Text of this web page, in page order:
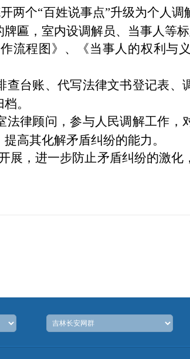
两个“百姓说事点”升级为个人调
匾，室内设调解员、 当事人等
流程图》、《当事人的权利与
台账、代写法律文书登记表、
。
法律顾问，参与人民调解工作，
高其化解矛盾纠纷的能力。
展，进一步防止矛盾纠纷的激